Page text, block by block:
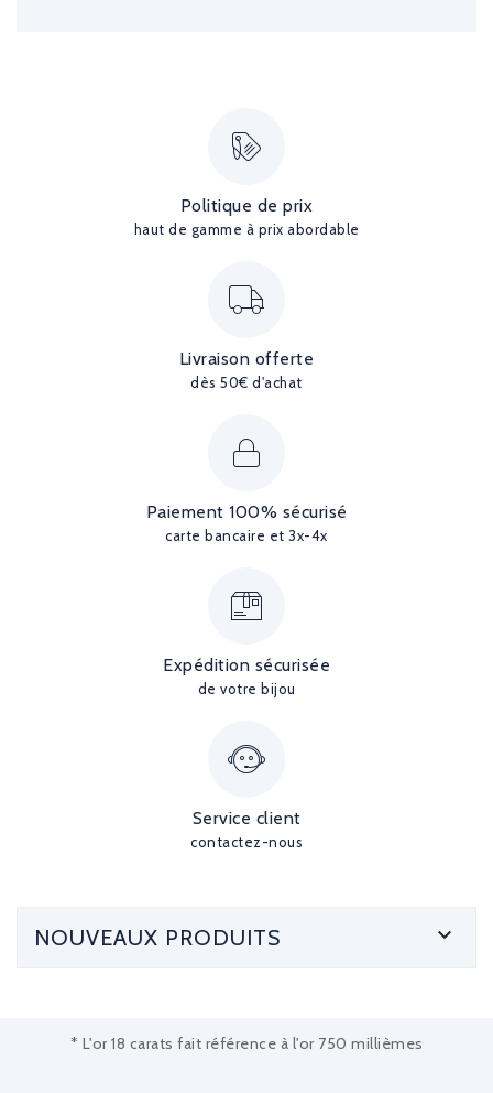
Politique de prix
haut de gamme à prix abordable
Livraison offerte
dès 50€ d'achat
Paiement 100% sécurisé
carte bancaire et 3x-4x
Expédition sécurisée
de votre bijou
Service client
contactez-nous
NOUVEAUX PRODUITS 
* L'or 18 carats fait référence à l'or 750 millièmes